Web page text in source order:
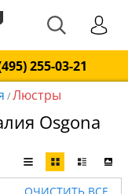
255-03-21
/Люстры
Osgona
ОЧИСТИТЬ ВСЕ